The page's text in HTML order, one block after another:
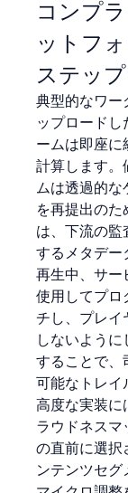
コンプ
ットフ
ステッ
典型的なワ
ップロード
ームは即座
計算します
ムは透過的
を再提出の
は、下流の
するメタデー
再生中、サ
使用してプロ
チし、プレ
しないよう
することで
可能なトレイ
高度な実装
ラウドネス
の直前に選択
ンテンツセ